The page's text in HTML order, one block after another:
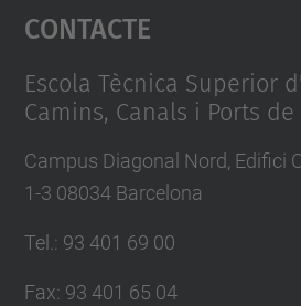
powered by
Contacte
Escola Tècnica Superior
Camins, Canals i Ports
Campus Diagonal Nord, Edifici
1-3 08034 Barcelona
Tel.: 93 401 69 00
Fax: 93 401 65 04